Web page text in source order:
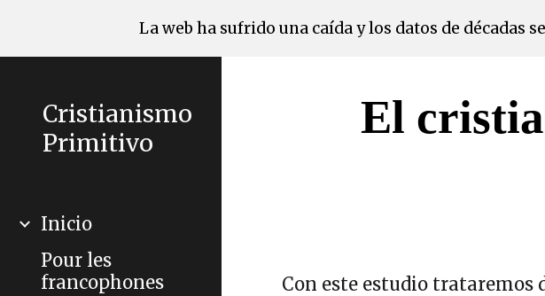
Skip to main content
La web ha sufrido una caída y los datos de décadas
Cristianismo
Primitivo
Inicio
Pour les
francophones
El
Con este estudio trataremos